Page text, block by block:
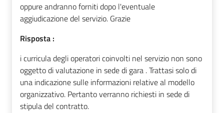
oppure andranno forniti dopo l'eventuale
aggiudicazione del servizio. Grazie
Risposta :
i curricula degli operatori coinvolti nel servizio non sono
oggetto di valutazione in sede di gara . Trattasi solo di
una indicazione sulle informazioni relative al modello
organizzativo. Pertanto verranno richiesti in sede di
stipula del contratto.